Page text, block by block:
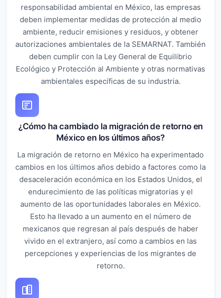
responsabilidad ambiental en México, las empresas
deben implementar medidas de protección al medio
ambiente, reducir emisiones y residuos, y obtener
autorizaciones ambientales de la SEMARNAT. También
deben cumplir con la Ley General de Equilibrio
Ecológico y Protección al Ambiente y otras normativas
ambientales específicas de su industria.
¿Cómo ha cambiado la migración de retorno en
México en los últimos años?
La migración de retorno en México ha experimentado
cambios en los últimos años debido a factores como la
desaceleración económica en los Estados Unidos, el
endurecimiento de las políticas migratorias y el
aumento de las oportunidades laborales en México.
Esto ha llevado a un aumento en el número de
mexicanos que regresan al país después de haber
vivido en el extranjero, así como a cambios en las
percepciones y experiencias de los migrantes de
retorno.